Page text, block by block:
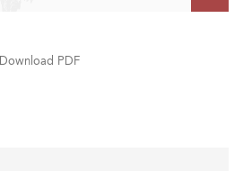
Download PDF